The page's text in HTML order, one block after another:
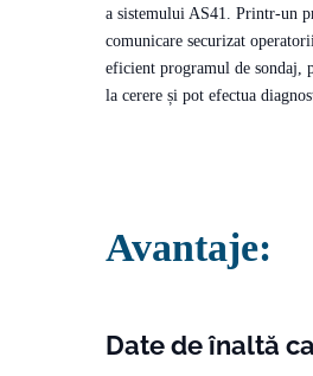
a sistemului AS41. Printr-un
comunicare securizat
eficient programul de sondaj,
la cerere și pot efectua
Avantaje:
Date de înaltă